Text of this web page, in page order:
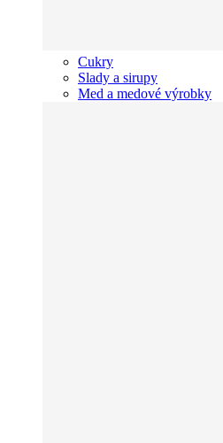
Cukry
Slady a sirupy
Med a medové výrobky